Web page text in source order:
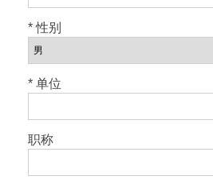
* 性别
* 单位
职称